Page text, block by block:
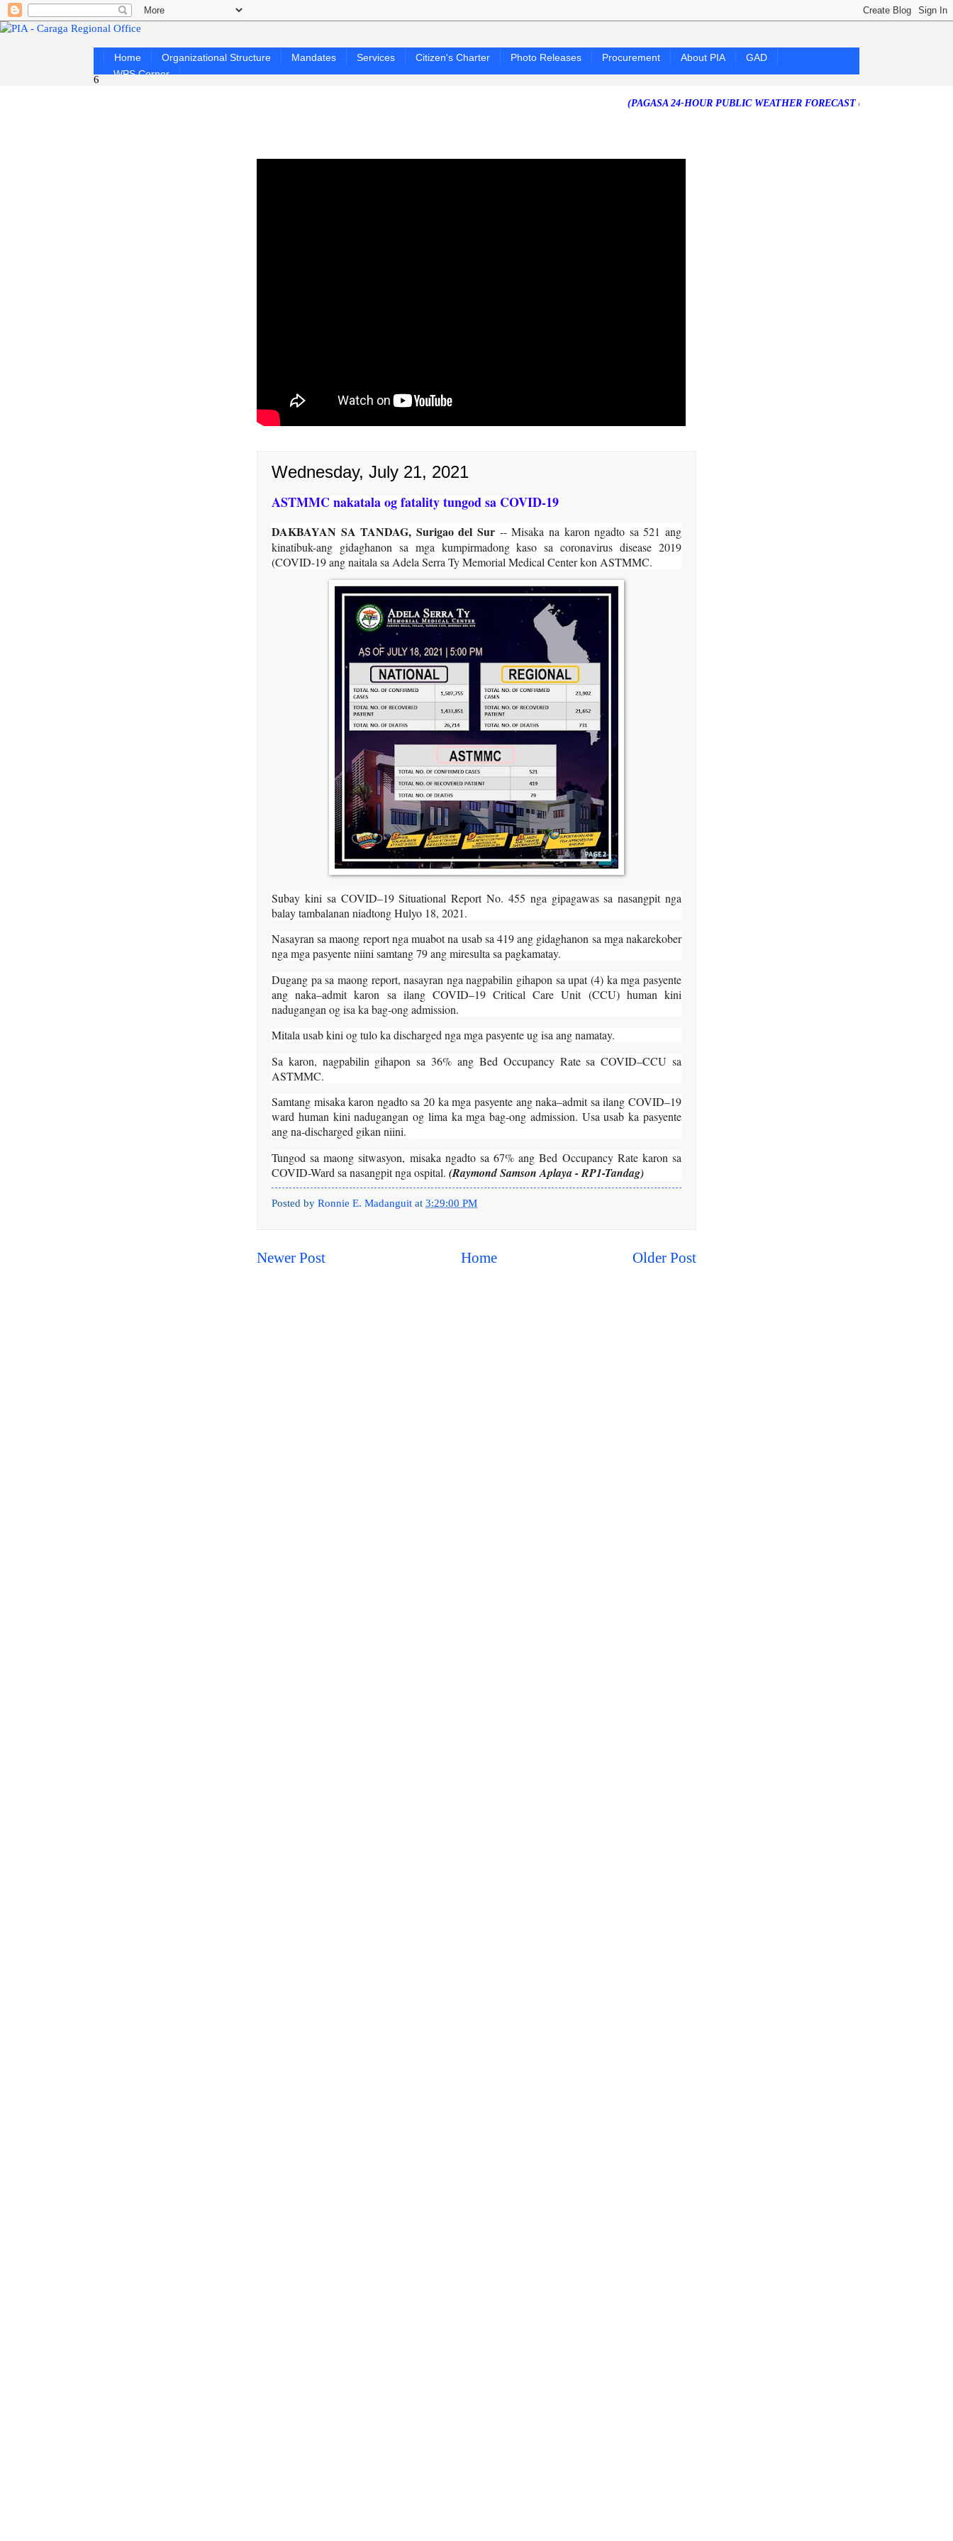
Home Organizational Structure Mandates Services Citizen's Charter Photo Releases Procurement About PIA
GAD
WPS Corner
6
(PAGASA 24-HOUR PUBLIC WEATHER FORECAST as of Friday, 07 August 2026)
Wednesday, July 21, 2021
ASTMMC nakatala og fatality tungod sa COVID-19
DAKBAYAN SA TANDAG, Surigao del Sur -- Misaka na karon ngadto sa 521 ang
kinatibuk-ang gidaghanon sa mga kumpirmadong kaso sa coronavirus disease 2019
(COVID-19 ang naitala sa Adela Serra Ty Memorial Medical Center kon ASTMMC.
Subay kini sa COVID–19 Situational Report No. 455 nga gipagawas sa nasangpit nga
balay tambalanan niadtong Hulyo 18, 2021.
Nasayran sa maong report nga muabot na usab sa 419 ang gidaghanon sa mga nakarekober
nga mga pasyente niini samtang 79 ang miresulta sa pagkamatay.
Dugang pa sa maong report, nasayran nga nagpabilin gihapon sa upat (4) ka mga pasyente
ang naka–admit karon sa ilang COVID–19 Critical Care Unit (CCU) human kini
nadugangan og isa ka bag-ong admission.
Mitala usab kini og tulo ka discharged nga mga pasyente ug isa ang namatay.
Sa karon, nagpabilin gihapon sa 36% ang Bed Occupancy Rate sa COVID–CCU sa
ASTMMC.
Samtang misaka karon ngadto sa 20 ka mga pasyente ang naka–admit sa ilang COVID–19
ward human kini nadugangan og lima ka mga bag-ong admission. Usa usab ka pasyente
ang na-discharged gikan niini.
Tungod sa maong sitwasyon, misaka ngadto sa 67% ang Bed Occupancy Rate karon sa
COVID-Ward sa nasangpit nga ospital. (Raymond Samson Aplaya - RP1-Tandag)
Posted by Ronnie E. Madanguit at 3:29:00 PM
Newer Post Older Post
Home